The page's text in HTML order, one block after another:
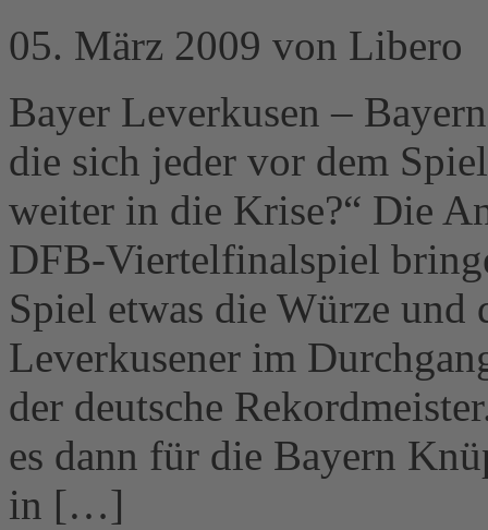
05. März 2009 von Libero
Bayer Leverkusen –
die sich jeder vor dem
weiter in die Krise?“ Die
DFB-Viertelfinalspiel
Spiel etwas die Würze und
Leverkusener im
der deutsche
es dann für die Bayern
in […]